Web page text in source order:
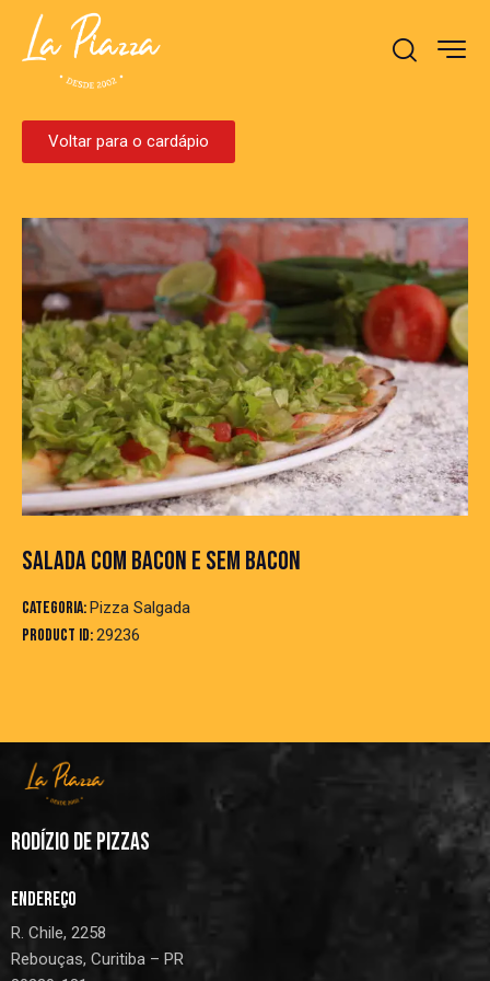
Voltar para o cardápio
SALADA COM BACON E SEM BACON
Categoria:Pizza Salgada
Product ID:29236
RODÍZIO DE PIZZAS
ENDEREÇO
R. Chile, 2258
Rebouças, Curitiba – PR